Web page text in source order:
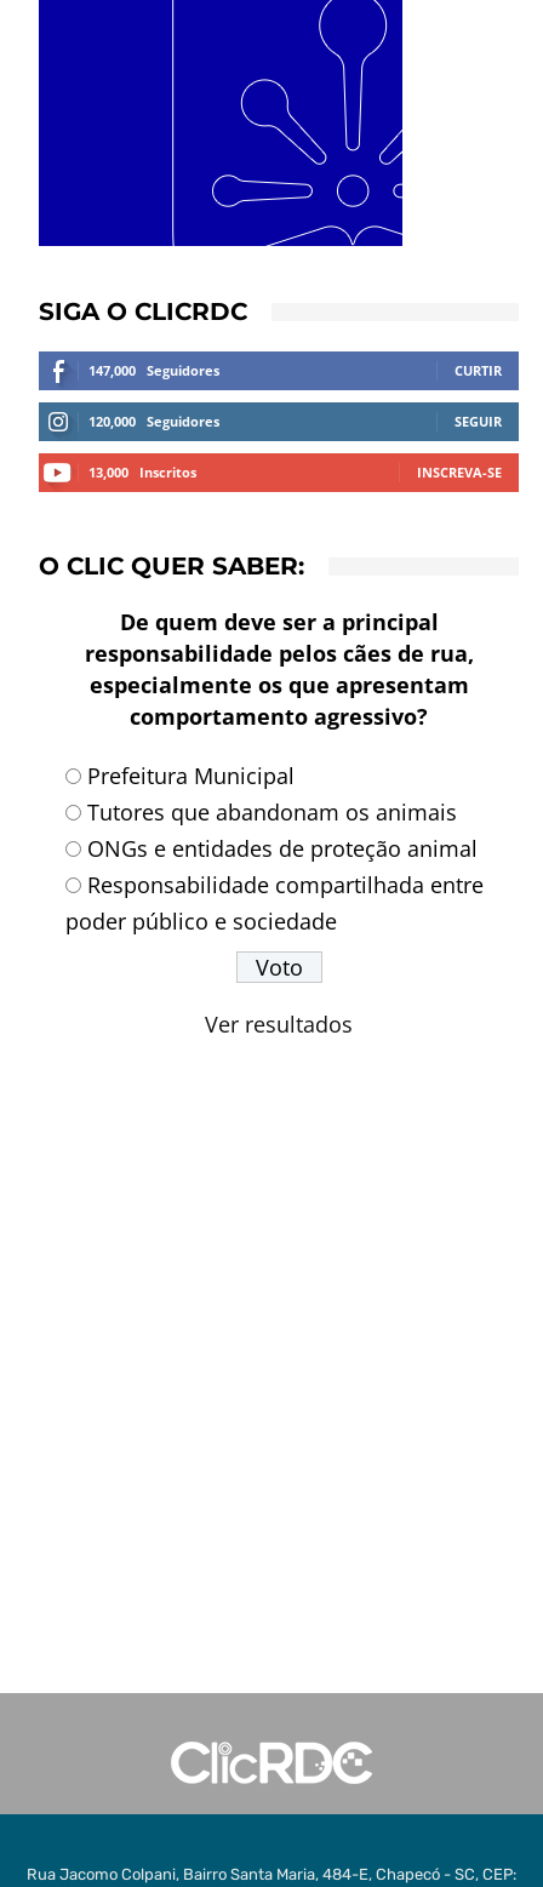
SIGA O CLICRDC
147,000 Seguidores CURTIR
120,000 Seguidores SEGUIR
13,000 Inscritos INSCREVA-SE
O CLIC QUER SABER:
De quem deve ser a principal
responsabilidade pelos cães de rua,
especialmente os que apresentam
comportamento agressivo?
Prefeitura Municipal
Tutores que abandonam os animais
ONGs e entidades de proteção animal
Responsabilidade compartilhada entre
poder público e sociedade
Ver resultados
Rua Jacomo Colpani, Bairro Santa Maria, 484-E, Chapecó - SC, CEP: